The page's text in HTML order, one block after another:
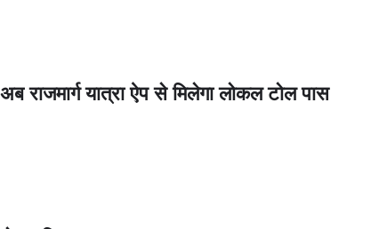
यात्रा ऐप से मिलेगा लोकल टोल पास